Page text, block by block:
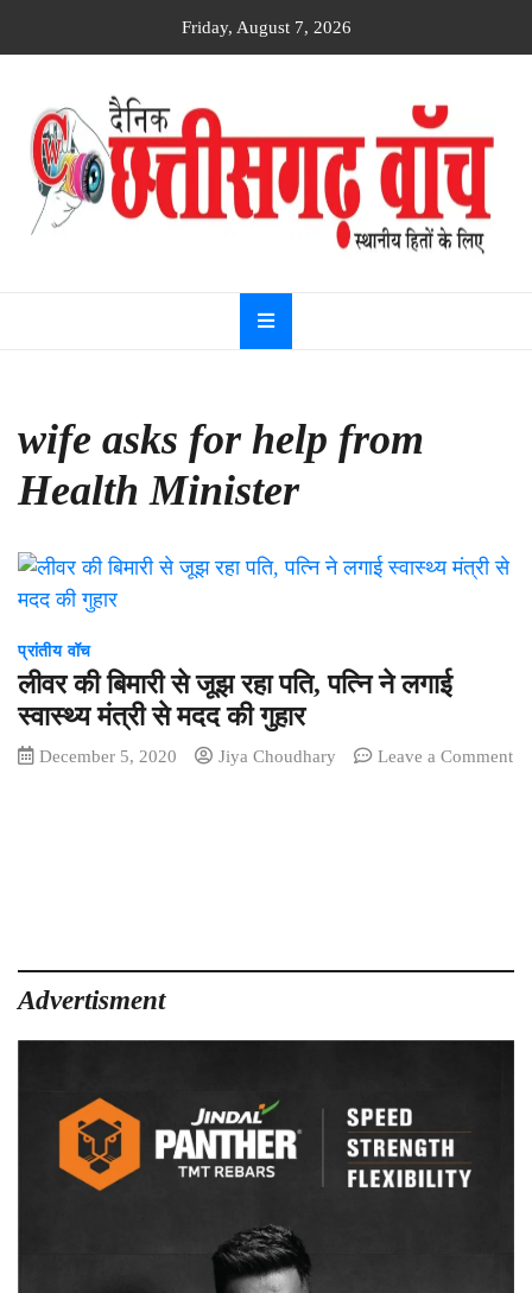
Friday, August 7, 2026
Dainik
Chhattisgarh
watch
wife asks for help from
Health Minister
प्रांतीय वॉच
लीवर की बिमारी से जूझ रहा पति, पत्नि ने लगाई
स्वास्थ्य मंत्री से मदद की गुहार
December 5, 2020 Jiya Choudhary
Leave a Comment
पत्नि
ने
लगाई
Advertisment